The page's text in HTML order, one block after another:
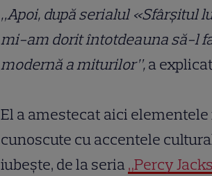
„Apoi, după serialul «Sfârșitul
mi-am dorit întotdeauna să-l
modernă a miturilor”,a
El a amestecat aici
cunoscute cu accentele
iubește, de la seria„Percy